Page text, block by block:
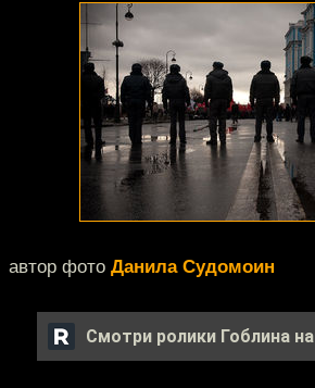
автор фото Данила Судомоин
Смотри ролики Гоблина на